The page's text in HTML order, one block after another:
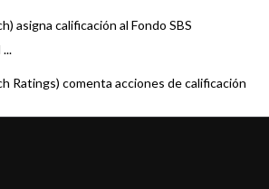
asigna calificación al Fondo SBS
Ratings) comenta acciones de calificación